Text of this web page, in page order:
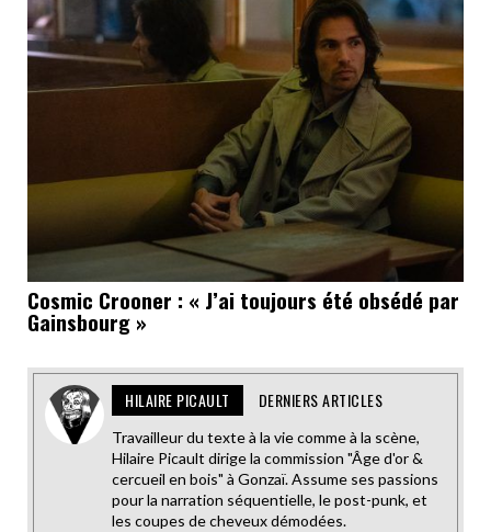
Cosmic Crooner : « J’ai toujours été obsédé par
Gainsbourg »
HILAIRE PICAULT DERNIERS ARTICLES
Travailleur du texte à la vie comme à la scène,
Hilaire Picault dirige la commission "Âge d'or &
cercueil en bois" à Gonzaï. Assume ses passions
pour la narration séquentielle, le post-punk, et
les coupes de cheveux démodées.